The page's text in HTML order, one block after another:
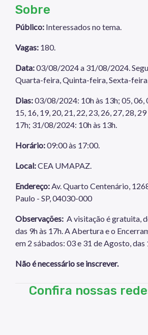
Sobre
Público: Interessados no tema.
Vagas: 180.
Data:03/08/2024 a 31/08/2024.
Quarta-feira, Quinta-feira, Sexta-
Dias:03/08/2024: 10h às 13h; 05, 06,
15, 16, 19, 20, 21, 22, 23, 26, 27, 28,
17h; 31/08/2024: 10h às 13h.
Horário:09:00 às 17:00.
Local:CEA UMAPAZ.
Endereço:Av. Quarto Centenário,
Paulo - SP, 04030-000
Observações: A visitação é gratuita,
das 9h às 17h. A Abertura e o
em 2 sábados: 03 e 31 de Agosto, das
Não é necessário se inscrever.
Confira nossas